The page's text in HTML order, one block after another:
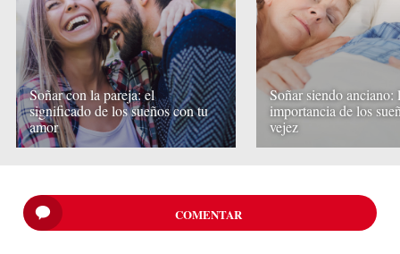
Soñar con la pareja: el
significado de los sueños con tu
amor
Soñar siendo anciano:
importancia de los
vejez
COMENTAR